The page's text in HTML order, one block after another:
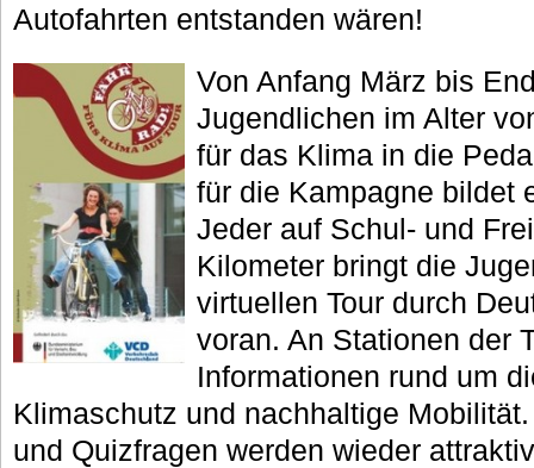
Autofahrten entstanden wären!
Von Anfang März bis
Jugendlichen im Alter
für das Klima in die
für die Kampagne bildet
Jeder auf Schul- und
Kilometer bringt die
virtuellen Tour durch
voran. An Stationen der
Informationen rund um
Klimaschutz und nachhaltige
und Quizfragen werden wieder